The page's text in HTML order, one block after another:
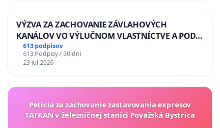
VÝZVA ZA ZACHOVANIE ZÁVLAHOVÝCH
KANÁLOV VO VÝLUČNOM VLASTNÍCTVE A POD
KONTROLOU SLOVENSKEJ REPUBLIKY & žiadosť
na riešenie zanedbaného stavu závlahových a
odvodňovacích kanálov na Slovensku
613 podpisov
613 Podpisy / 30 dni
23 Jul 2026
Petícia za zachovanie zastavovania expresov
TATRAN v železničnej stanici Považská Bystrica